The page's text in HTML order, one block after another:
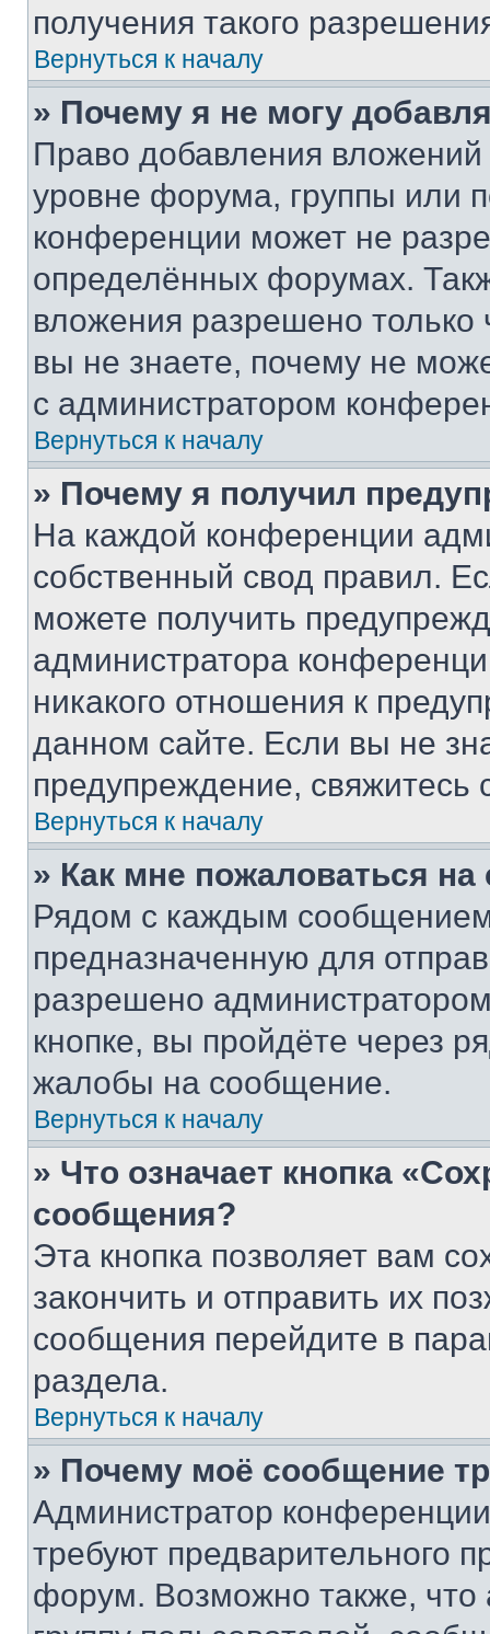
получения такого
Вернуться к началу
» Почему я не могу
Право добавления
уровне форума, группы или
конференции может не
определённых форумах.
вложения разрешено
вы не знаете, почему не
с администратором
Вернуться к началу
» Почему я получил
На каждой конференции
собственный свод правил.
можете получить
администратора
никакого отношения к
данном сайте. Если вы не
предупреждение,
Вернуться к началу
» Как мне пожаловаться
Рядом с каждым сообщением
предназначенную для
разрешено
кнопке, вы пройдёте через
жалобы на сообщение.
Вернуться к началу
» Что означает кнопка
сообщения?
Эта кнопка позволяет вам
закончить и отправить их
сообщения перейдите в
раздела.
Вернуться к началу
» Почему моё сообщение
Администратор
требуют предварительного
форум. Возможно также, что